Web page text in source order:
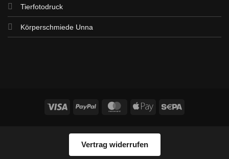
Tierfotodruck
Körperschmiede Unna
Visa PayPal MasterCardApple
Vertrag widerrufen